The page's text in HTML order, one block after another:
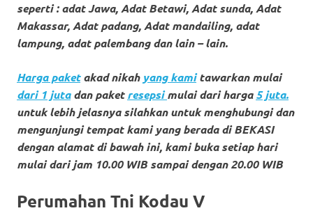
watches.
Get
the
facts
https://www.stockswatches.com
anchor
https://
check
seperti : adat Jawa, Adat Betawi, Adat sunda, Adat
Makassar, Adat padang, Adat mandailing, adat
lampung, adat palembang dan lain – lain.
Harga paketakad nikah yang kamitawarkan mulai
dari 1 jutadan paketresepsimulai dari harga5 juta.
untuk lebih jelasnya silahkan untuk menghubungi dan
mengunjungi tempat kami yang berada di BEKASI
dengan alamat di bawah ini, kami buka setiap hari
mulai dari jam 10.00 WIB sampai dengan 20.00 WIB
Perumahan Tni Kodau V